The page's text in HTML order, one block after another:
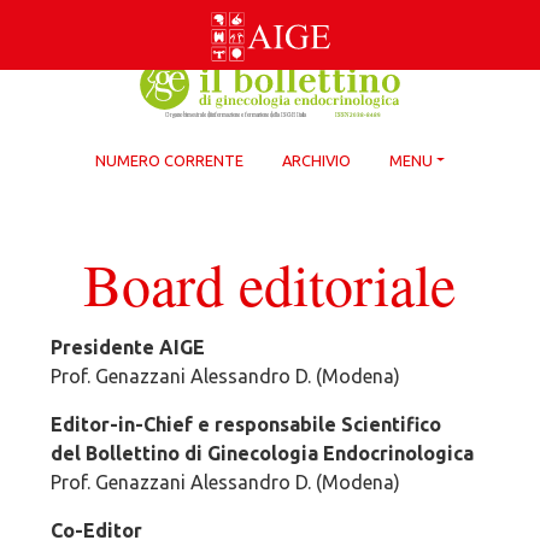
NUMERO CORRENTE ARCHIVIO MENU
Board editoriale
Presidente AIGE
Prof. Genazzani Alessandro D. (Modena)
Editor-in-Chief e responsabile Scientifico
del Bollettino di Ginecologia Endocrinologica
Prof. Genazzani Alessandro D. (Modena)
Co-Editor